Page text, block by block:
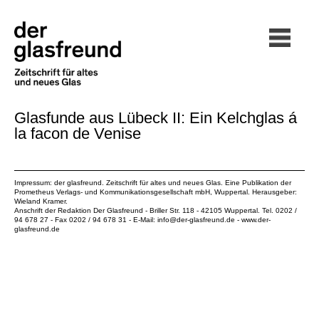
Glasfunde aus Lübeck II: Ein Kelchglas á
la facon de Venise
Impressum: der glasfreund. Zeitschrift für altes und neues Glas. Eine Publikation der
Prometheus Verlags- und Kommunikationsgesellschaft mbH , Wuppertal. Herausgeber:
Wieland Kramer.
Anschrift der Redaktion Der Glasfreund - Briller Str. 118 - 42105 Wuppertal. Tel. 0202 /
94 678 27 - Fax 0202 / 94 678 31 - E-Mail: info@der-glasfreund.de - www.der-
glasfreund.de